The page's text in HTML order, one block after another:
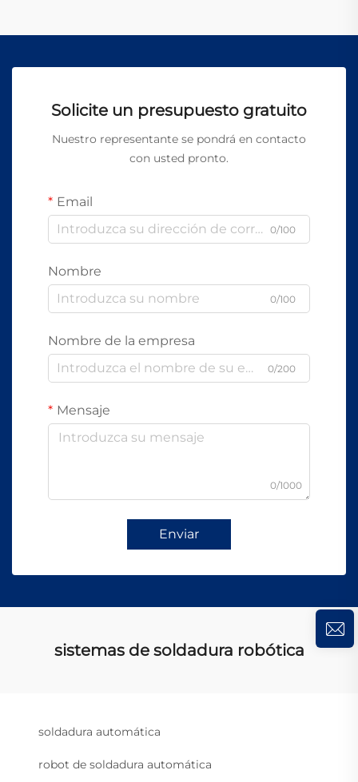
Solicite un presupuesto gratuito
Nuestro representante se pondrá en contacto
con usted pronto.
Email
0/100
Nombre
0/100
Nombre de la empresa
0/200
Mensaje
0/1000
Enviar
sistemas de soldadura robótica
soldadura automática
robot de soldadura automática